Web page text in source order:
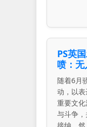
PS英
喷：无
随着6月
动，以
重要文
与斗争